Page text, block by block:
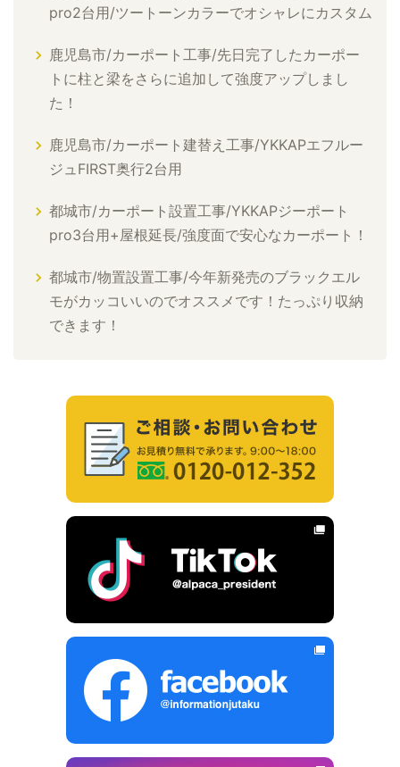
pro2台用/ツートーンカラーでオシャレにカスタム
鹿児島市/カーポート工事/先日完了したカーポー
トに柱と梁をさらに追加して強度アップしまし
た！
鹿児島市/カーポート建替え工事/YKKAPエフルー
ジュFIRST奥行2台用
都城市/カーポート設置工事/YKKAPジーポート
pro3台用+屋根延長/強度面で安心なカーポート！
都城市/物置設置工事/今年新発売のブラックエル
モがカッコいいのでオススメです！たっぷり収納
できます！